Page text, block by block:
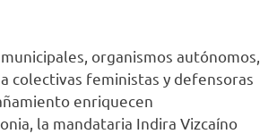
organismos autónomos,
colectivas feministas y defensoras
enriquecen
la mandataria Indira Vizcaíno